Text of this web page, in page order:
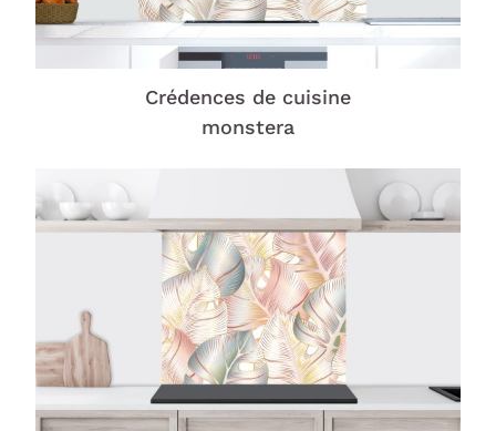
Crédences de cuisine
monstera